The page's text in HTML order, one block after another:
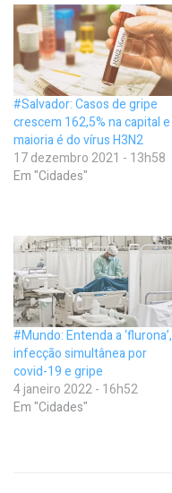
#Salvador: Casos de gripe
crescem 162,5% na capital e
maioria é do vírus H3N2
17 dezembro 2021 - 13h58
Em "Cidades"
#Mundo: Entenda a ‘flurona’,
infecção simultânea por
covid-19 e gripe
4 janeiro 2022 - 16h52
Em "Cidades"